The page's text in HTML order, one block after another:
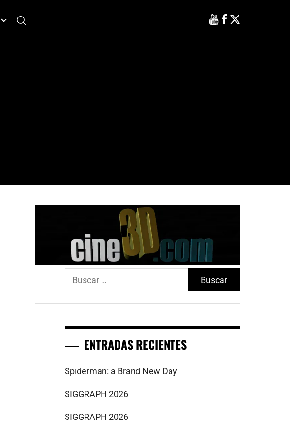
Buscar:
ENTRADAS RECIENTES
Spiderman: a Brand New Day
SIGGRAPH 2026
SIGGRAPH 2026